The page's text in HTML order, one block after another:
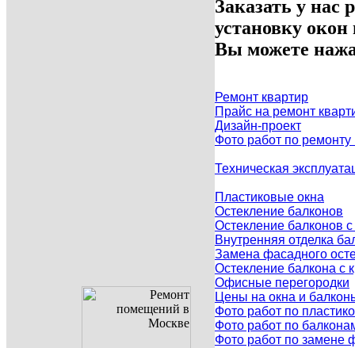
Заказать у нас
установку
Вы можете
Ремонт квартир
Прайс на ремонт
Дизайн-проект
Фото работ по ремонту
Техническая
Пластиковые окна
Остекление балконов
Остекление балконов
Внутренняя отделка
Замена фасадного
Остекление балкона с
Офисные перегородки
Цены на окна и
Фото работ по
Фото работ по
Фото работ по замене